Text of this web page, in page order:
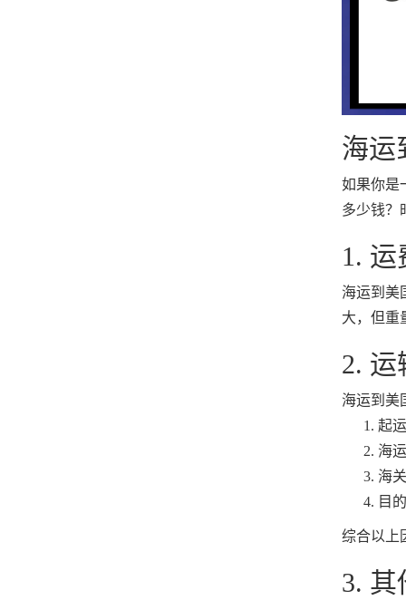
海运
如果你是
多少钱？
1.
海运到美
大，但重
2. 运
海运到美
起
海
海
目
综合以上
3. 其